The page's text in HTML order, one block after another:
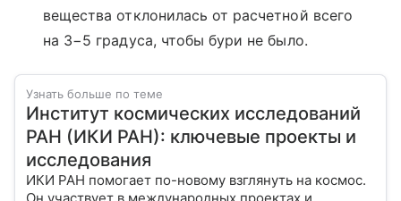
вещества отклонилась от расчетной всего
на 3−5 градуса, чтобы бури не было.
Узнать больше по теме
Институт космических исследований
РАН (ИКИ РАН): ключевые проекты и
исследования
ИКИ РАН помогает по-новому взглянуть на космос.